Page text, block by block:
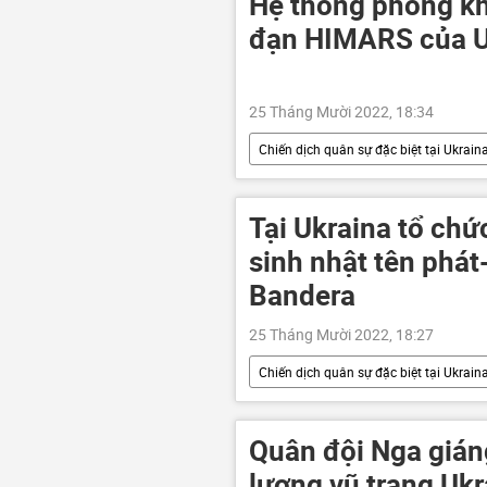
đạn HIMARS của
25 Tháng Mười 2022, 18:34
Chiến dịch quân sự đặc biệt tại Ukraina
Nga
Quân sự
Bộ Quốc phòng Nga
lực
Tại Ukraina tổ
sinh nhật tên
Bandera
25 Tháng Mười 2022, 18:27
Chiến dịch quân sự đặc biệt tại Ukraina
Video từ Ukraina
DNR
LNR
Nga
Quân đội Nga